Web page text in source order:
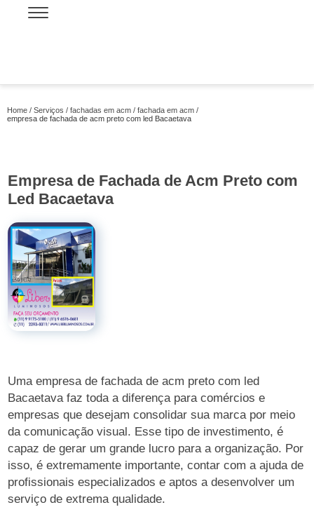
Home Serviços fachadas em acm
fachada em acm
empresa de fachada de acm preto com led Bacaetava
Empresa de Fachada de Acm Preto com
Led Bacaetava
Uma empresa de fachada de acm preto com led
Bacaetava faz toda a diferença para comércios e
empresas que desejam consolidar sua marca por meio
da comunicação visual. Esse tipo de investimento, é
capaz de gerar um grande lucro para a organização. Por
isso, é extremamente importante, contar com a ajuda de
profissionais especializados e aptos a desenvolver um
serviço de extrema qualidade.